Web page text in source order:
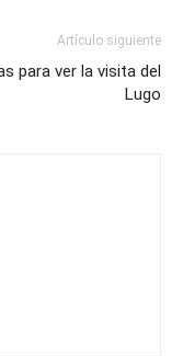
Artículo siguiente
para ver la visita del
Lugo